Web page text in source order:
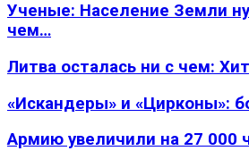
Ученые: Население Земли
чем…
Литва осталась ни с чем:
«Искандеры» и «Цирконы»:
Армию увеличили на 27 000